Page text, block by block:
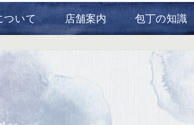
ついて 店舗案内 包丁の知識